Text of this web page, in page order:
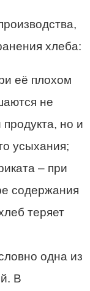
хлеба:
её плохом
не
продукта, но и
усыхания;
– при
содержания
теряет
одна из
В